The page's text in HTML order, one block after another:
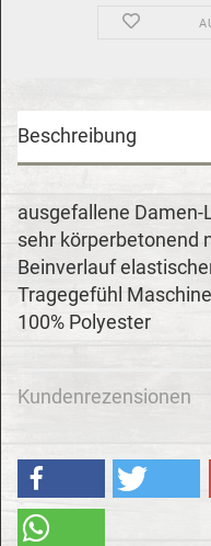
Beschreibung
ausgefallene Damen-
sehr körperbetonend
Beinverlauf
Tragegefühl
100% Polyester
Kundenrezensionen